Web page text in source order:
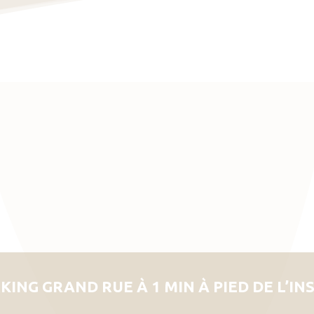
GRAND RUE À 1 MIN À PIED DE